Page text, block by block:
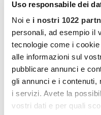
Uso responsabile dei
Noi e i nostri 1022
personali, ad esempio il
tecnologie come i
alle informazioni sul
pubblicare annunci e
gli annunci e i contenuti,
i servizi. Avete la
vostri dati e per quali